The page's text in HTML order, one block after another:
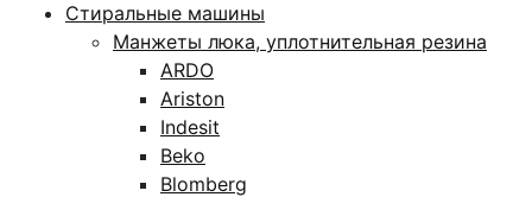
Стиральные машины
Манжеты люка, уплотнительная резина
ARDO
Ariston
Indesit
Beko
Blomberg